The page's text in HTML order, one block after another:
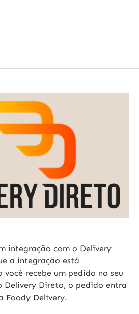
integração com o Delivery
a integração está
recebe um pedido no seu
Direto, o pedido entra
Foody Delivery.